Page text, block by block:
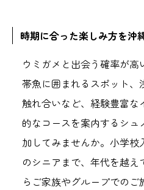
時期に合った楽しみ方を沖
ウミガメと出会う確率が
帯魚に囲まれるスポット、
触れ合いなど、経験豊富な
的なコースを案内するシ
加してみませんか。小学校
のシニアまで、年代を越
らご家族やグループでの